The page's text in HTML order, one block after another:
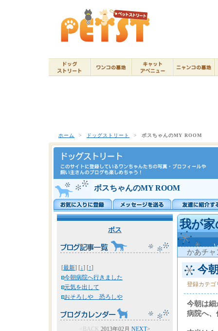
ホーム > ドッグストリート > ボスちゃんのMY ROOM
ボスちゃんのMY ROOM
ボス
[最新] [↓] [↑]
今朝病院へ行きました
元気を出して
おそろしや 恐ろしや
<BACK 2013年02月 NEXT>
我が
かあチャ
今
登録カテゴ
今朝は細
病院へ、